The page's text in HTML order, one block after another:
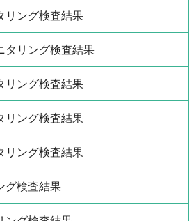
リング検査結果
タリング検査結果
リング検査結果
リング検査結果
リング検査結果
グ検査結果